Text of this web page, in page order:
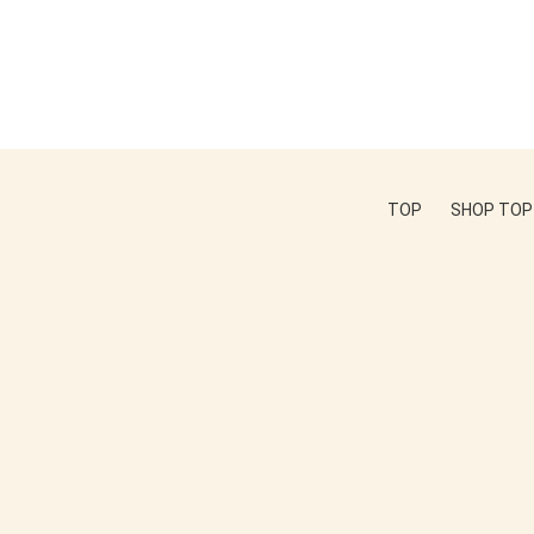
TOP SHOP TOP